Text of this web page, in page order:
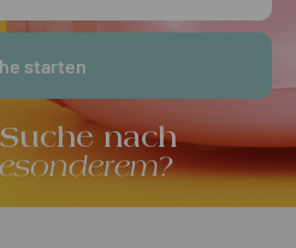
nach
starten